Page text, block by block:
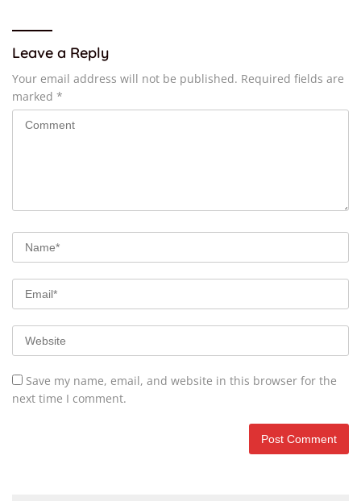
Leave a Reply
Your email address will not be published. Required fields are
marked *
Save my name, email, and website in this browser for the
next time I comment.